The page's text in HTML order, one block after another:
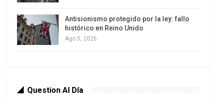
escrito entregado a Ruz, que si alguien “tan
relevante, como es el presidente del gobierno,
de Bárcenas”.
Antisionismo protegido por la ley: fallo
histórico en Reino Unido
Ago 5, 2026
Question Al Día